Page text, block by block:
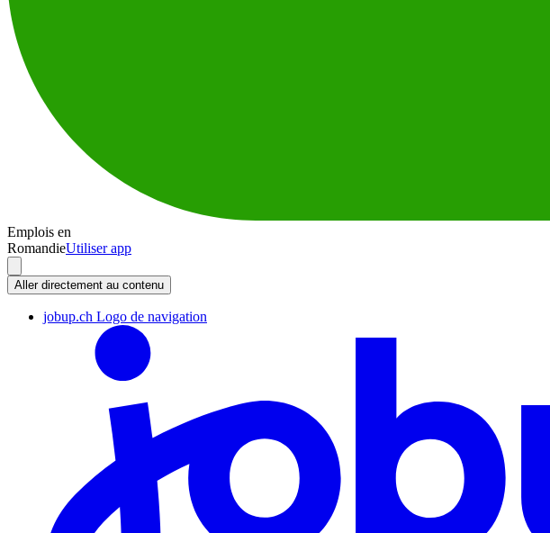
Emplois en
RomandieUtiliser app
Aller directement au contenu
jobup.ch Logo de navigation